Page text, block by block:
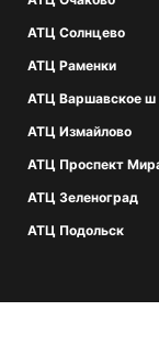
АТЦ Солнцево
АТЦ Раменки
АТЦ Варшавское ш
АТЦ Измайлово
АТЦ Проспект
АТЦ Зеленоград
АТЦ Подольск